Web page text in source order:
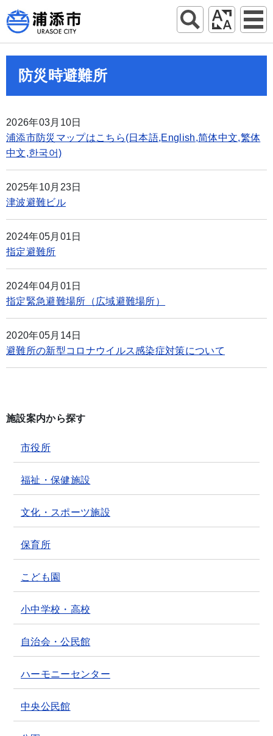
防災時避難所
2026年03月10日
浦添市防災マップはこちら(日本語,English,简体中文,繁体
中文,한국어)
2025年10月23日
津波避難ビル
2024年05月01日
指定避難所
2024年04月01日
指定緊急避難場所（広域避難場所）
2020年05月14日
避難所の新型コロナウイルス感染症対策について
施設案内から探す
市役所
福祉・保健施設
文化・スポーツ施設
保育所
こども園
小中学校・高校
自治会・公民館
ハーモニーセンター
中央公民館